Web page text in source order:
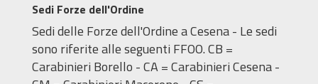
Sedi Forze dell'Ordine
Sedi delle Forze dell'Ordine a Cesena - Le sedi
sono riferite alle seguenti FFOO. CB =
Carabinieri Borello - CA = Carabinieri Cesena -